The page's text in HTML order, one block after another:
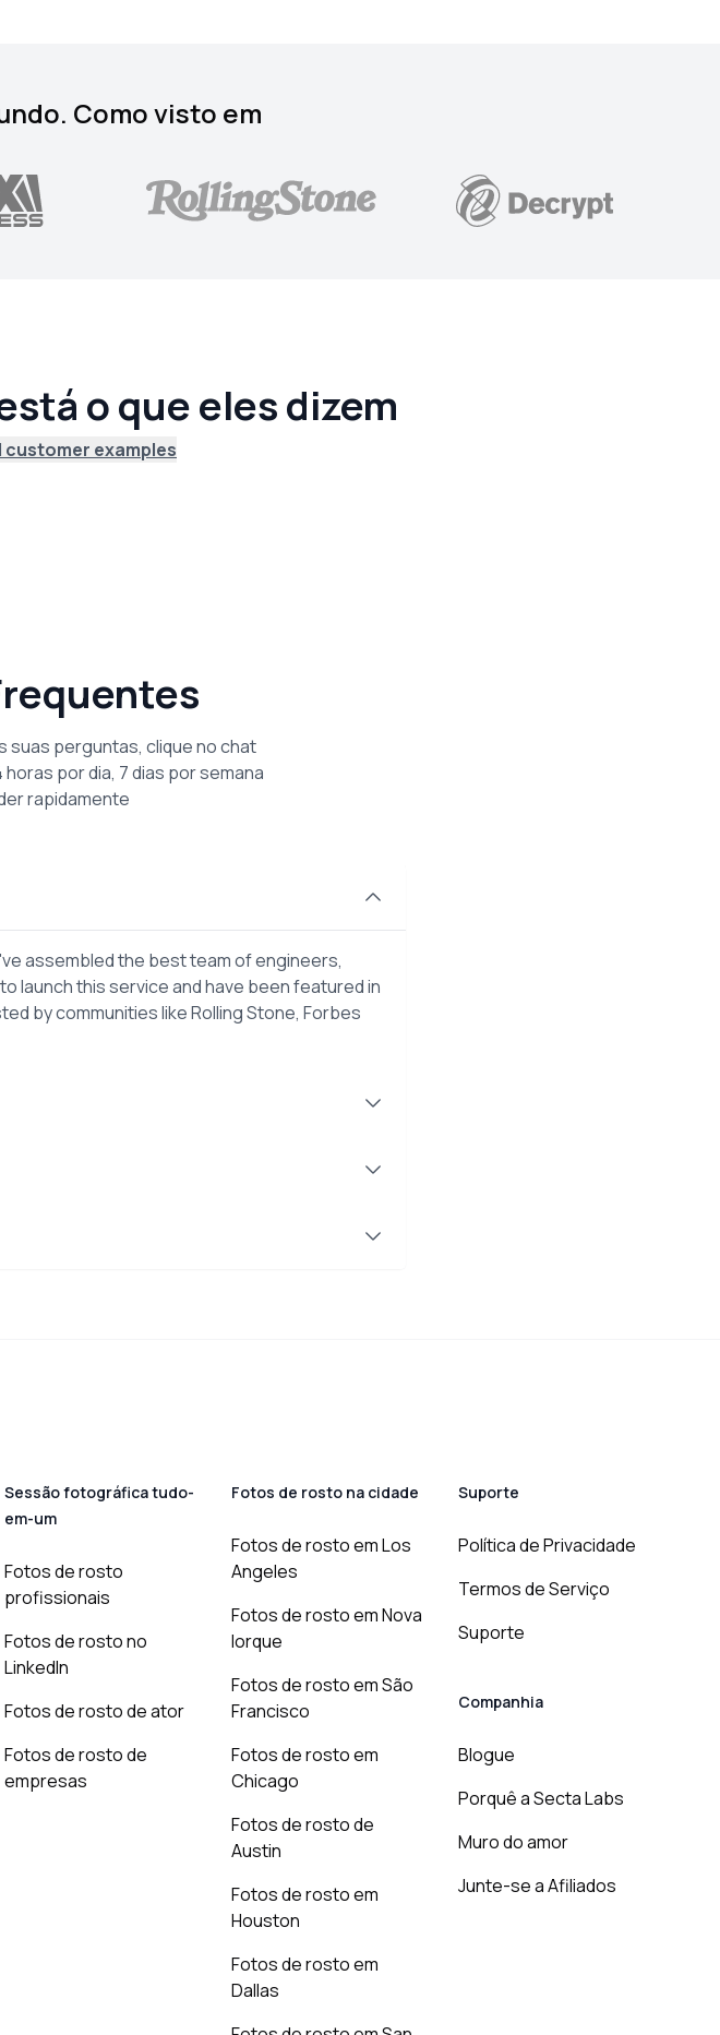
Como visto em
o que eles dizem
examples
suas perguntas, clique no chat
por dia, 7 dias por semana
rapidamente
assembled the best team of engineers,
launch this service and have been featured in
by communities like Rolling Stone, Forbes
Sessão fotográfica tudo-
em-um
Fotos de rosto
profissionais
Fotos de rosto no
LinkedIn
Fotos de rosto de ator
Fotos de rosto de
empresas
Fotos de rosto na cidade
Fotos de rosto em Los
Angeles
Fotos de rosto em Nova
Iorque
Fotos de rosto em São
Francisco
Fotos de rosto em
Chicago
Fotos de rosto de
Austin
Fotos de rosto em
Houston
Fotos de rosto em
Dallas
Suporte
Política de Privacidade
Termos de Serviço
Suporte
Companhia
Blogue
Porquê a Secta Labs
Muro do amor
Junte-se a Afiliados